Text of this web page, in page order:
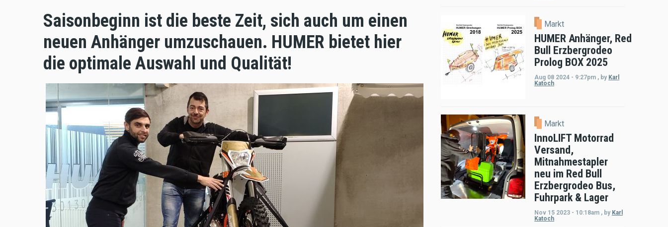
Saisonbeginn ist die beste Zeit, sich auch um einen
neuen Anhänger umzuschauen. HUMER bietet hier
die optimale Auswahl und Qualität!
Markt
HUMER Anhänger, Red
Bull Erzbergrodeo
Prolog BOX 2025
Aug 08 2024 - 9:27pm , by Karl
Katoch
Markt
InnoLIFT Motorrad
Versand,
Mitnahmestapler
neu im Red Bull
Erzbergrodeo Bus,
Fuhrpark & Lager
Nov 15 2023 - 10:18am , by Karl
Katoch